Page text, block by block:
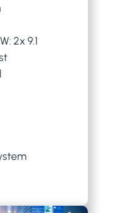
2x 9.1